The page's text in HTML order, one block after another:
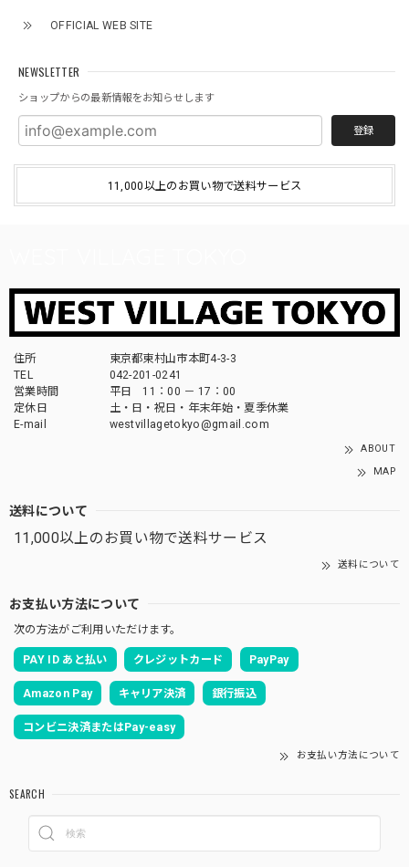
OFFICIAL WEB SITE
NEWSLETTER
ショップからの最新情報をお知らせします
登録
11,000以上のお買い物で送料サービス
住所
東京都東村山市本町4-3-3
TEL
042-201-0241
営業時間
平日 11：00 － 17：00
定休日
土・日・祝日・年末年始・夏季休業
E-mail
westvillagetokyo@gmail.com
ABOUT
MAP
送料について
11,000以上のお買い物で送料サービス
送料について
お支払い方法について
次の方法がご利用いただけます。
PAY ID あと払い クレジットカード PayPay
Amazon Pay キャリア決済 銀行振込
コンビニ決済またはPay-easy
お支払い方法について
SEARCH